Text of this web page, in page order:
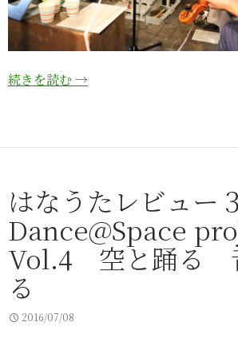
続きを読む →
はなうたレビュー
Dance@Space
Vol.4 空と踊る
る
2016/07/08